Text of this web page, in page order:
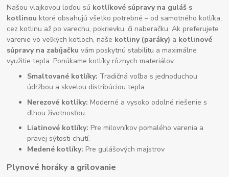
Našou vlajkovou loďou sú kotlíkové súpravy na guláš s
kotlinou ktoré obsahujú všetko potrebné – od samotného kotlíka,
cez kotlinu až po varechu, pokrievku, či naberačku. Ak preferujete
varenie vo veľkých kotloch, naše kotliny (paráky) a kotlinové
súpravy na zabíjačku vám poskytnú stabilitu a maximálne
využitie tepla. Ponúkame kotlíky rôznych materiálov:
Smaltované kotlíky: Tradičná voľba s jednoduchou
údržbou a skvelou distribúciou tepla.
Nerezové kotlíky: Moderné a vysoko odolné riešenie s
dlhou životnosťou.
Liatinové kotlíky: Pre milovníkov pomalého varenia a
pravej sýtosti chutí.
Medené kotlíky: Pre gulášových majstrov
Plynové horáky a grilovanie